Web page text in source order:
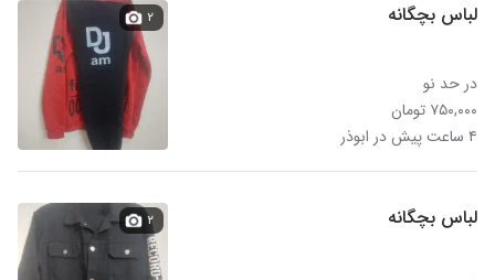
لباس بچگانه
در حد نو
۷۵۰,۰۰۰ تومان
۴ ساعت پیش در ابوذر
۲
لباس بچگانه ۲